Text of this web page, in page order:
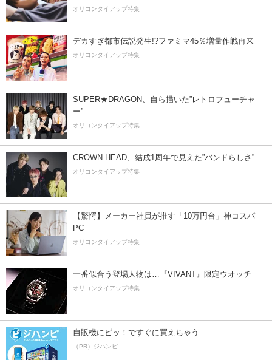
オリコンタイアップ特集
デカすぎ都市伝説発生!?ファミマ45％増量作戦再来
オリコンタイアップ特集
SUPER★DRAGON、自ら描いた”レトロフューチャ
ー”
オリコンタイアップ特集
CROWN HEAD、結成1周年で見えた”バンドらしさ”
オリコンタイアップ特集
【驚愕】メーカー社員が推す「10万円台」神コスパ
PC
オリコンタイアップ特集
一番似合う登場人物は…『VIVANT』限定ウオッチ
オリコンタイアップ特集
自販機にピッ！ですぐに買えちゃう
（PR）ジハンピ